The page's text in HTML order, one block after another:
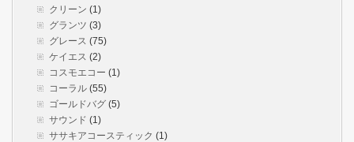
クリーン (1)
グランツ (3)
グレース (75)
ケイエス (2)
コスモエコー (1)
コーラル (55)
ゴールドバグ (5)
サウンド (1)
ササキアコースティック (1)